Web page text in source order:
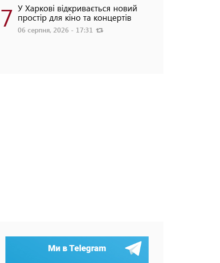
7 У Харкові відкривається новий
простір для кіно та концертів
06 серпня, 2026 - 17:31